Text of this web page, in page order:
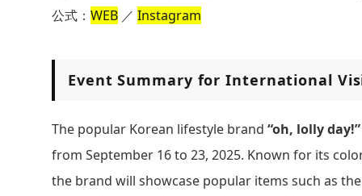
公式： WEB ／ Instagram
Event Summary for International
The popular Korean lifestyle brand “oh, lolly day!”
from September 16 to 23, 2025. Known for its
the brand will showcase popular items such as